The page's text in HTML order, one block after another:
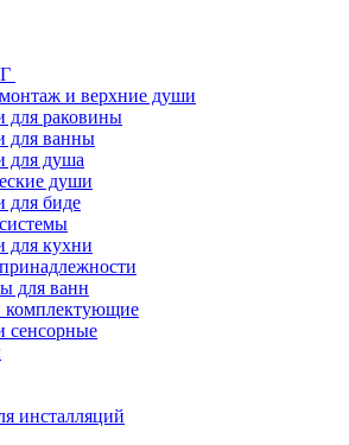
и верхние души
для раковины
для ванны
для душа
души
для биде
для кухни
для ванн
сенсорные
инсталляций